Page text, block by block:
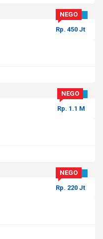
JUAL
Rp. 450 Jt
NEGO
JUAL
Rp. 1.1 M
NEGO
JUAL
Rp. 220 Jt
NEGO